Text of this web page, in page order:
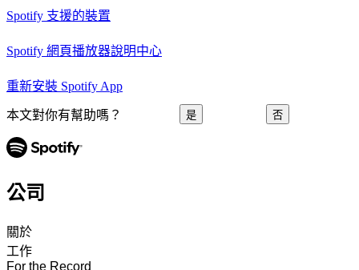
Spotify 支援的裝置
Spotify 網頁播放器說明中心
重新安裝 Spotify App
本文對你有幫助嗎？ 是 否
公司
關於
工作
For the Record